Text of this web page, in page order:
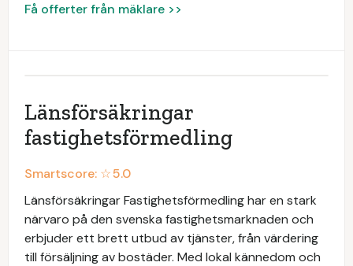
Få offerter från mäklare >>
Länsförsäkringar
fastighetsförmedling
Smartscore: ☆5.0
Länsförsäkringar Fastighetsförmedling har en stark
närvaro på den svenska fastighetsmarknaden och
erbjuder ett brett utbud av tjänster, från värdering
till försäljning av bostäder. Med lokal kännedom och